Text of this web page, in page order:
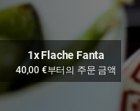
1x Flache Fanta
40,00 €부터의 주문 금액